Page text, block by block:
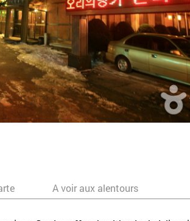
A voir aux alentours